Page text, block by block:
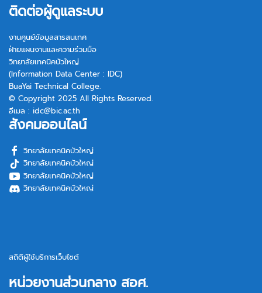
ติดต่อผู้ดูแลระบบ
งานศูนย์ข้อมูลสารสนเทศ
ฝ่ายแผนงานและความร่วมมือ
วิทยาลัยเทคนิคบัวใหญ่
(Information Data Center : IDC)
BuaYai Technical College.
© Copyright 2025 All Rights Reserved.
อีเมล : idc@bic.ac.th
สังคมออนไลน์
วิทยาลัยเทคนิคบัวใหญ่
วิทยาลัยเทคนิคบัวใหญ่
วิทยาลัยเทคนิคบัวใหญ่
วิทยาลัยเทคนิคบัวใหญ่
สถิติผู้ใช้บริการเว็บไซต์
หน่วยงานส่วนกลาง สอศ.